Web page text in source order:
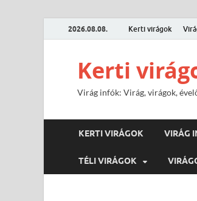
2026.08.08. Kerti virágok
Kerti
Virág infók: Virág, virágok,
KERTI VIRÁGOK VIRÁG
TÉLI VIRÁGOK